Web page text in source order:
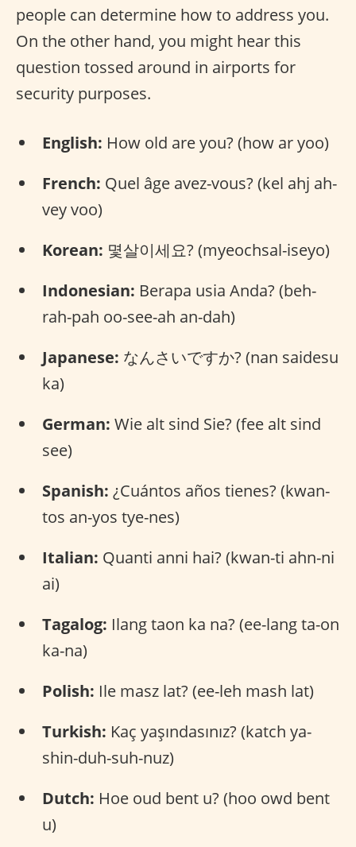
people can determine how to address you.
On the other hand, you might hear this
question tossed around in airports for
security purposes.
English: How old are you? (how ar yoo)
French: Quel âge avez-vous? (kel ahj ah-
vey voo)
Korean: 몇살이세요? (myeochsal-iseyo)
Indonesian: Berapa usia Anda? (beh-
rah-pah oo-see-ah an-dah)
Japanese: なんさいですか? (nan saidesu
ka)
German: Wie alt sind Sie? (fee alt sind
see)
Spanish: ¿Cuántos años tienes? (kwan-
tos an-yos tye-nes)
Italian: Quanti anni hai? (kwan-ti ahn-ni
ai)
Tagalog: Ilang taon ka na? (ee-lang ta-on
ka-na)
Polish: Ile masz lat? (ee-leh mash lat)
Turkish: Kaç yaşındasınız? (katch ya-
shin-duh-suh-nuz)
Dutch: Hoe oud bent u? (hoo owd bent
u)